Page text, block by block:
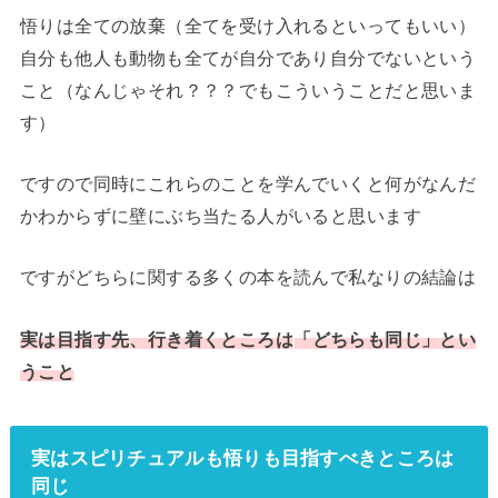
悟りは全ての放棄（全てを受け入れるといってもいい）
自分も他人も動物も全てが自分であり自分でないという
こと（なんじゃそれ？？？でもこういうことだと思いま
す）
ですので同時にこれらのことを学んでいくと何がなんだ
かわからずに壁にぶち当たる人がいると思います
ですがどちらに関する多くの本を読んで私なりの結論は
実は目指す先、行き着くところは「どちらも同じ」とい
うこと
実はスピリチュアルも悟りも目指すべきところは
同じ